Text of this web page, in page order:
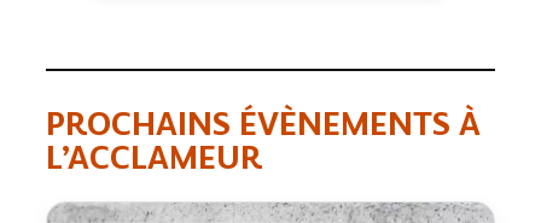
PROCHAINS ÉVÈNEMENTS À
L’ACCLAMEUR